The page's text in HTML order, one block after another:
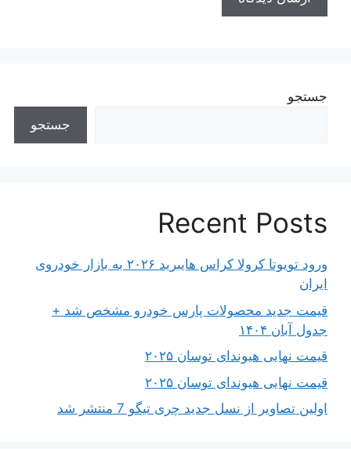
جستجو
جستجو
Recent Posts
ورود تویوتا کرولا کراس هایبرید ۲۰۲۶ به بازار خودروی
ایران
قیمت جدید محصولات پارس خودرو مشخص شد +
جدول آبان ۱۴۰۴
قیمت نهایی هیوندای توسان ۲۰۲۵
قیمت نهایی هیوندای توسان ۲۰۲۵
اولین تصاویر از نسل جدید چری تیگو 7 منتشر شد